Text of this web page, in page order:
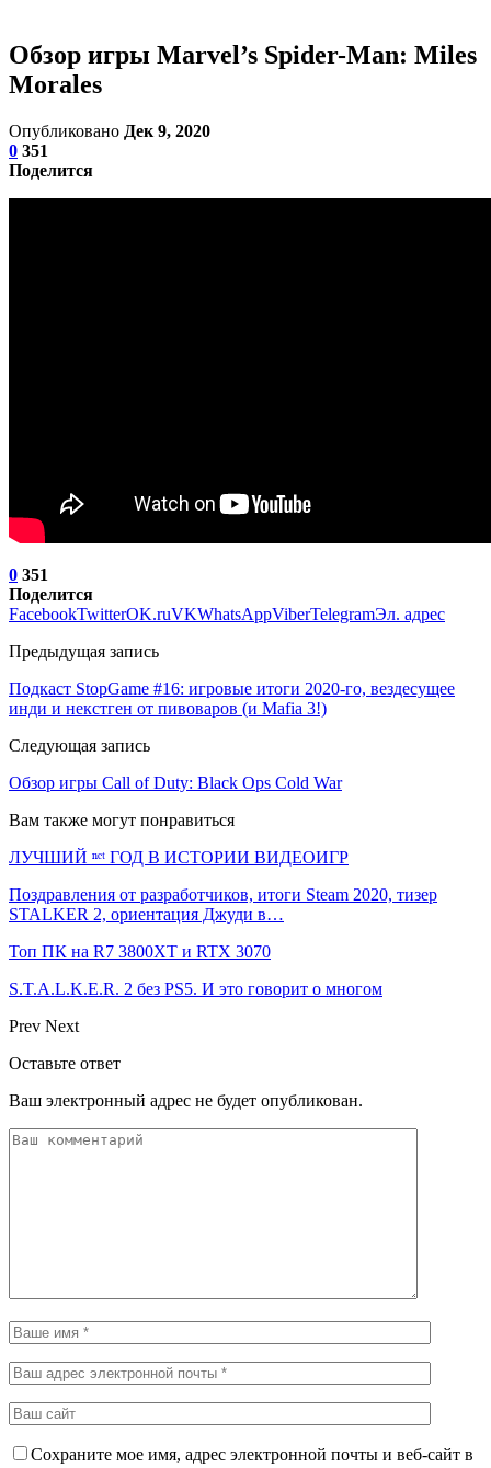
Обзор игры Marvel’s Spider-Man: Miles
Morales
Опубликовано Дек 9, 2020
0 351
Поделится
0 351
Поделится
FacebookTwitterOK.ruVKWhatsAppViberTelegramЭл. адрес
Предыдущая запись
Подкаст StopGame #16: игровые итоги 2020-го, вездесущее
инди и некстген от пивоваров (и Mafia 3!)
Следующая запись
Обзор игры Call of Duty: Black Ops Cold War
Вам также могут понравиться
ЛУЧШИЙ ⁿᵉᵗ ГОД В ИСТОРИИ ВИДЕОИГР
Поздравления от разработчиков, итоги Steam 2020, тизер
STALKER 2, ориентация Джуди в…
Топ ПК на R7 3800XT и RTX 3070
S.T.A.L.K.E.R. 2 без PS5. И это говорит о многом
Prev Next
Оставьте ответ
Ваш электронный адрес не будет опубликован.
Сохраните мое имя, адрес электронной почты и веб-сайт в